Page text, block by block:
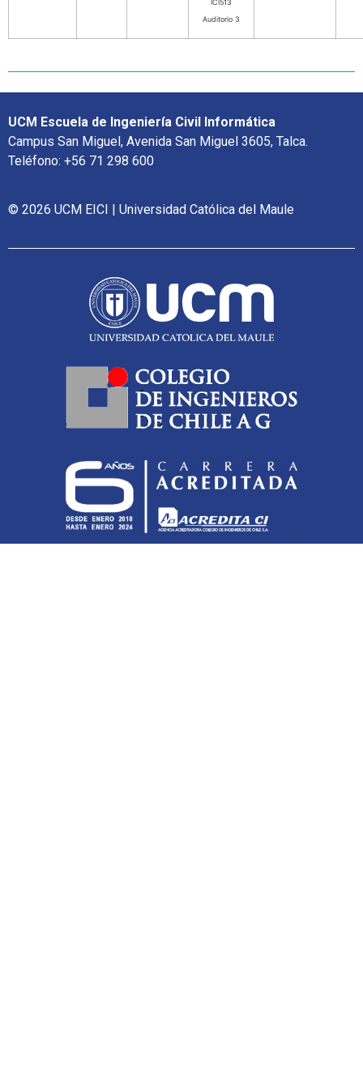
ICI513
Auditorio 3
UCM Escuela de Ingeniería Civil Informática
Campus San Miguel, Avenida San Miguel 3605, Talca.
Teléfono: +56 71 298 600
© 2026 UCM EICI | Universidad Católica del Maule